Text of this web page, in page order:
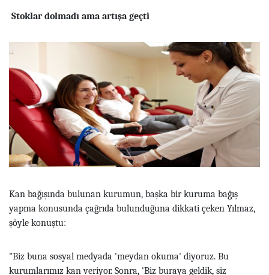
Stoklar dolmadı ama artışa geçti
Kan bağışında bulunan kurumun, başka bir kuruma bağış
yapma konusunda çağrıda bulunduğuna dikkati çeken Yılmaz,
şöyle konuştu:
"Biz buna sosyal medyada 'meydan okuma' diyoruz. Bu
kurumlarımız kan veriyor. Sonra, 'Biz buraya geldik, siz